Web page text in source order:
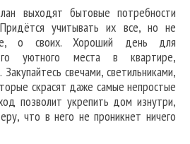
выходят бытовые потребности
учитывать их все, но не
о своих. Хороший день для
уютного места в квартире,
свечами, светильниками,
скрасят даже самые непростые
позволит укрепить дом изнутри,
что в него не проникнет ничего